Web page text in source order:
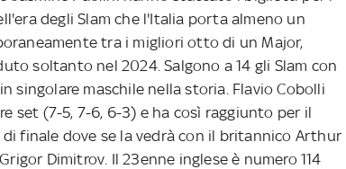
degli Slam che l'Italia porta almeno un
tra i migliori otto di un Major,
soltanto nel 2024. Salgono a 14 gli Slam con
maschile nella storia. Flavio Cobolli
set (7-5, 7-6, 6-3) e ha così raggiunto per il
finale dove se la vedrà con il britannico Arthur
Dimitrov. Il 23enne inglese è numero 114